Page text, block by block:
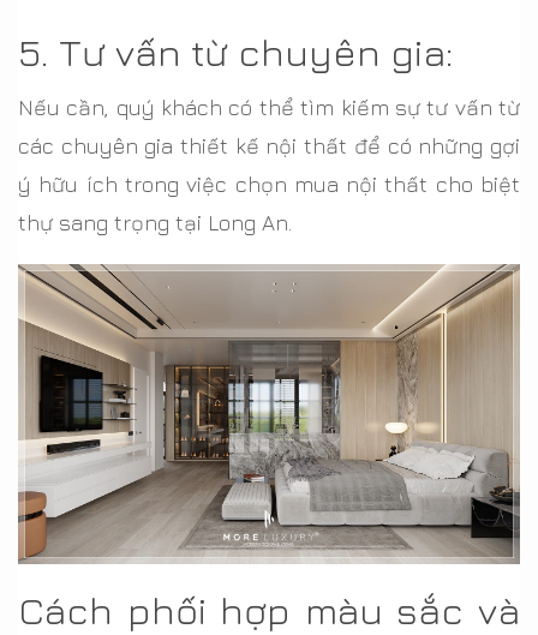
5. Tư vấn từ chuyên gia:
Nếu cần, quý khách có thể tìm kiếm sự tư vấn từ
các chuyên gia thiết kế nội thất để có những gợi
ý hữu ích trong việc chọn mua nội thất cho biệt
thự sang trọng tại Long An.
Cách phối hợp màu sắc và